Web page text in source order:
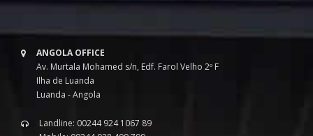
ANGOLA OFFICE
Av. Murtala Mohamed s/n, Edf. Farol Velho 2º F
Ilha de Luanda
Luanda - Angola
Landline: 00244 924 1067 89